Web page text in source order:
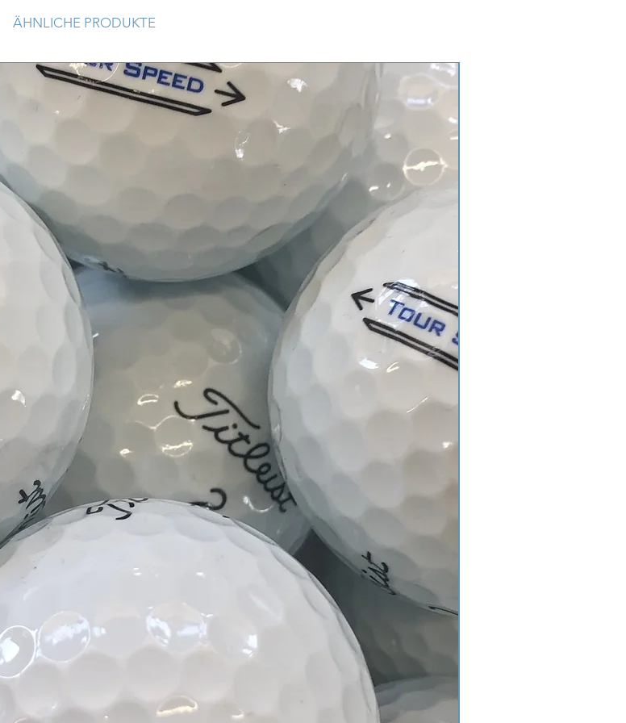
Trainingszwecke und für Crossgolfer geeignet. Bälle
haben deutlichen Abrieb bzw. Spielspuren, Bläschen auf
der Oberfläche, Verfärbungen, Markierungen,
Verschmutzungen, können stärker ausgeprägt sein.
X-Out Bälle, Cuts können auch vorkommen.
ÄHNLICHE PRODUKTE